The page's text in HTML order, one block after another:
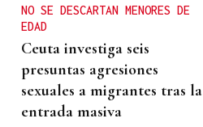
NO SE DESCARTAN MENORES DE
EDAD
Ceuta investiga seis
presuntas agresiones
sexuales a migrantes tras la
entrada masiva